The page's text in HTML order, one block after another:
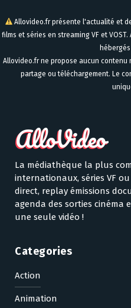
Allovideo.fr présente l'actualité et
films et séries en streaming VF et
Allovideo.fr ne propose aucun
partage ou téléchargement. Le
La médiathèque la plus
internationaux, séries VF
direct, replay émissions
agenda des sorties cinéma
une seule vidéo !
Categories
Action
Animation